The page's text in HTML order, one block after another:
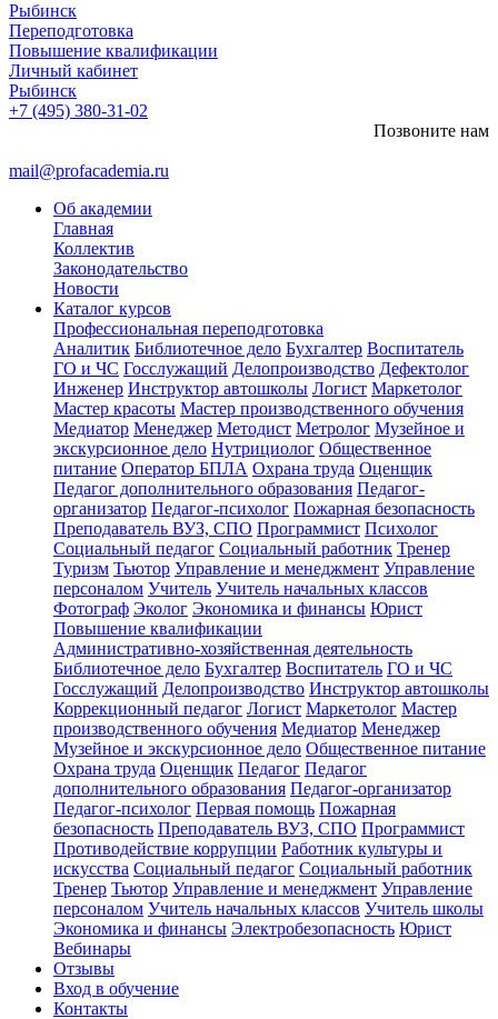
Рыбинск
Переподготовка
Повышение квалификации
Личный кабинет
Рыбинск
+7 (495) 380-31-02
Позвоните нам
mail@profacademia.ru
Об академии
Главная
Коллектив
Законодательство
Новости
Каталог курсов
Профессиональная переподготовка
Аналитик Библиотечное дело Бухгалтер Воспитатель
ГО и ЧС Госслужащий Делопроизводство Дефектолог
Инженер Инструктор автошколы Логист Маркетолог
Мастер красоты Мастер производственного обучения
Медиатор Менеджер Методист Метролог Музейное и
экскурсионное дело Нутрициолог Общественное
питание Оператор БПЛА Охрана труда Оценщик
Педагог дополнительного образования Педагог-
организатор Педагог-психолог Пожарная безопасность
Преподаватель ВУЗ, СПО Программист Психолог
Социальный педагог Социальный работник Тренер
Туризм Тьютор Управление и менеджмент Управление
персоналом Учитель Учитель начальных классов
Фотограф Эколог Экономика и финансы Юрист
Повышение квалификации
Административно-хозяйственная деятельность
Библиотечное дело Бухгалтер Воспитатель ГО и ЧС
Госслужащий Делопроизводство Инструктор автошколы
Коррекционный педагог Логист Маркетолог Мастер
производственного обучения Медиатор Менеджер
Музейное и экскурсионное дело Общественное питание
Охрана труда Оценщик Педагог Педагог
дополнительного образования Педагог-организатор
Педагог-психолог Первая помощь Пожарная
безопасность Преподаватель ВУЗ, СПО Программист
Противодействие коррупции Работник культуры и
искусства Социальный педагог Социальный работник
Тренер Тьютор Управление и менеджмент Управление
персоналом Учитель начальных классов Учитель школы
Экономика и финансы Электробезопасность Юрист
Вебинары
Отзывы
Вход в обучение
Контакты